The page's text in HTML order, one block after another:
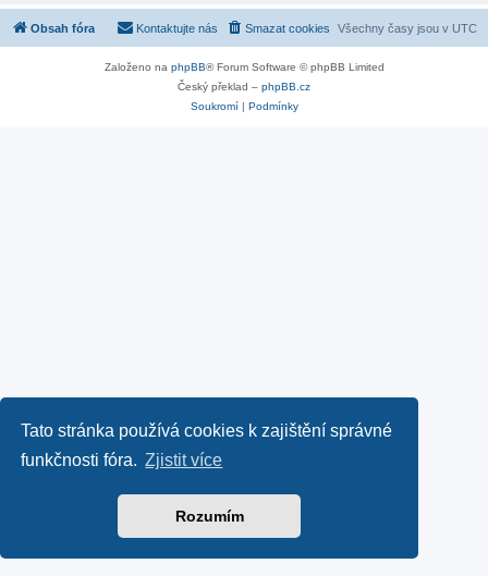
Tato stránka používá cookies k zajištění správné
funkčnosti fóra. Zjistit více
Rozumím
Obsah fóra Všechny časy jsou v UTC
Smazat cookies
Kontaktujte nás
Založeno na phpBB® Forum Software © phpBB Limited
Český překlad – phpBB.cz
Soukromí| Podmínky